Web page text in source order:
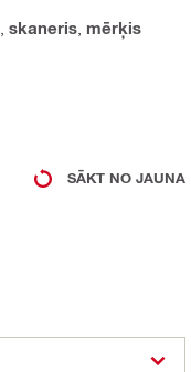
skaneris mērķis
SĀKT NO JAUNA